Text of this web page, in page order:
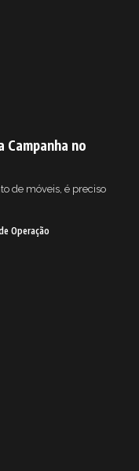
Campanha no
de móveis, é preciso
Operação